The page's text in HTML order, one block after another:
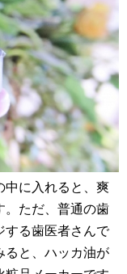
中に入れると、爽
。ただ、普通の歯
する歯医者さんで
ると、ハッカ油が